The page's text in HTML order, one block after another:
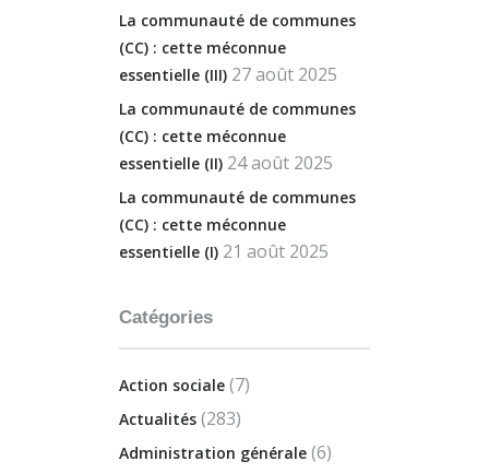
La communauté de communes
(CC) : cette méconnue
essentielle (III) 27 août 2025
La communauté de communes
(CC) : cette méconnue
essentielle (II) 24 août 2025
La communauté de communes
(CC) : cette méconnue
essentielle (I) 21 août 2025
Catégories
Action sociale (7)
Actualités (283)
Administration générale (6)